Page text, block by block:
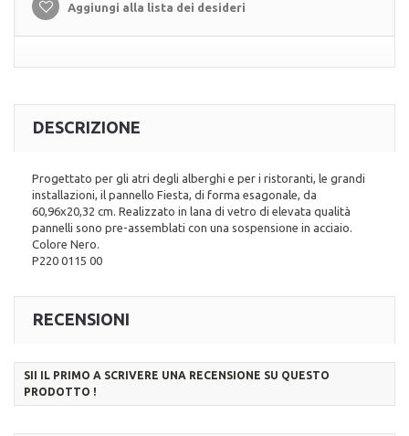
Aggiungi alla lista dei desideri
DESCRIZIONE
Progettato per gli atri degli alberghi e per i ristoranti, le grandi
installazioni, il pannello Fiesta, di forma esagonale, da
60,96x20,32 cm. Realizzato in lana di vetro di elevata qualità
pannelli sono pre-assemblati con una sospensione in acciaio.
Colore Nero.
P220 0115 00
RECENSIONI
SII IL PRIMO A SCRIVERE UNA RECENSIONE SU QUESTO
PRODOTTO !